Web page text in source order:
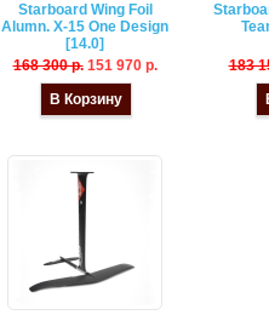
Starboard Wing Foil
Alumn. X-15 One Design
[14.0]
168 300 p. 151 970 p.
В Корзину
183